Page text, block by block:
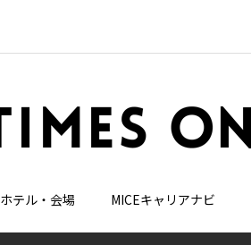
ホテル・会場 MICEキャリアナビ